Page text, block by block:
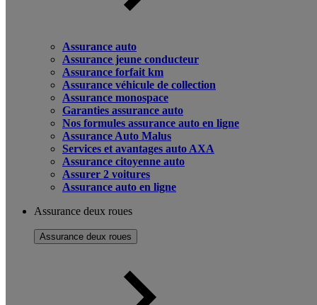
Assurance auto
Assurance jeune conducteur
Assurance forfait km
Assurance véhicule de collection
Assurance monospace
Garanties assurance auto
Nos formules assurance auto en ligne
Assurance Auto Malus
Services et avantages auto AXA
Assurance citoyenne auto
Assurer 2 voitures
Assurance auto en ligne
Assurance deux roues
Assurance deux roues